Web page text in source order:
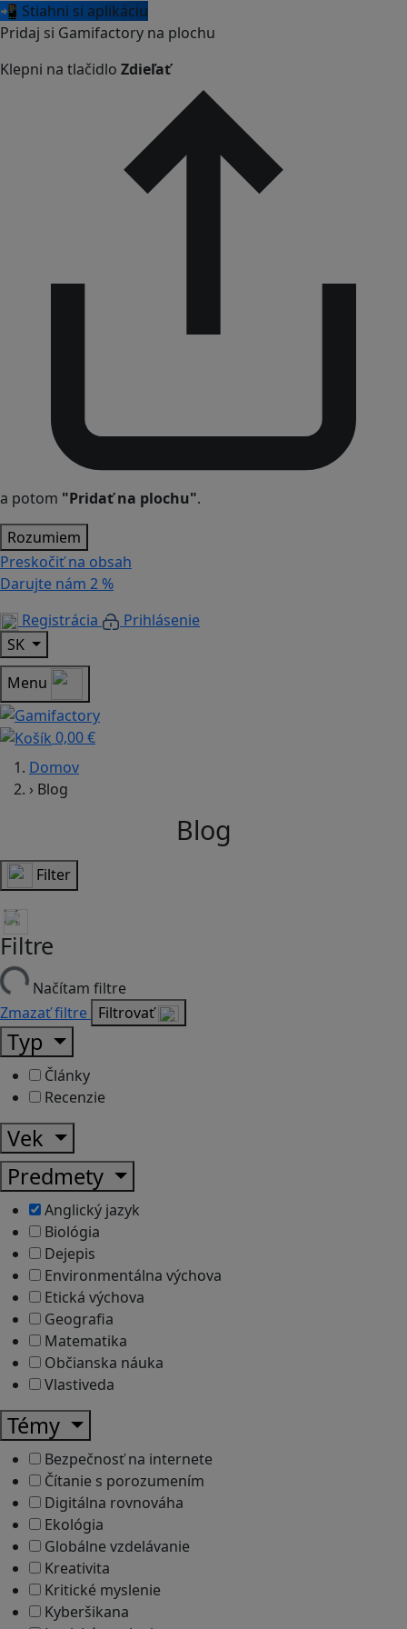
📲 Stiahni si aplikáciu
Pridaj si Gamifactory na plochu
Klepni na tlačidlo Zdieľať
a potom "Pridať na plochu".
Rozumiem
Preskočiť na obsah
Darujte nám 2 %
Registrácia
Prihlásenie
SK
Menu
0,00 €
Domov
› Blog
Blog
Filter
Filtre
Načítam filtre
Zmazať filtre Filtrovať
Typ
Články
Recenzie
Vek
Predmety
Anglický jazyk
Biológia
Dejepis
Environmentálna výchova
Etická výchova
Geografia
Matematika
Občianska náuka
Vlastiveda
Témy
Bezpečnosť na internete
Čítanie s porozumením
Digitálna rovnováha
Ekológia
Globálne vzdelávanie
Kreativita
Kritické myslenie
Kyberšikana